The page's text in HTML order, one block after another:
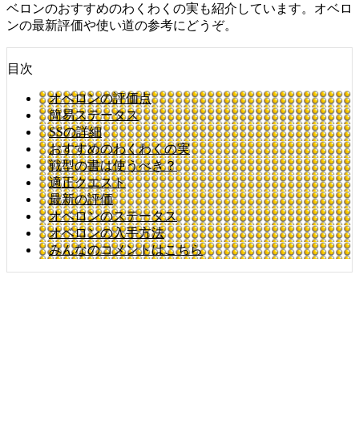
ベロンのおすすめのわくわくの実も紹介しています。オベロ
ンの最新評価や使い道の参考にどうぞ。
目次
オベロンの評価点
簡易ステータス
SSの詳細
おすすめのわくわくの実
戦型の書は使うべき？
適正クエスト
最新の評価
オベロンのステータス
オベロンの入手方法
みんなのコメントはこちら